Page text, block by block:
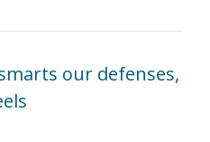
our defenses,